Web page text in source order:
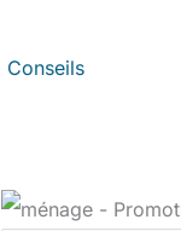
Conseils